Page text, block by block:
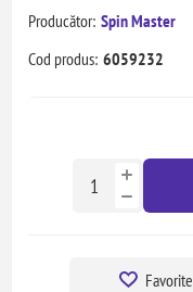
Producător: Spin Master
Cod produs: 6059232
Favorite